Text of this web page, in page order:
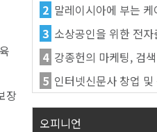
장
2 말레이시아에 부는 케이푸드(K-Food)
3 소상공인을 위한 전자출입명부
4 강종헌의 마케팅, 검색 엔진 최적화(SEO,
5 인터넷신문사 창업
오피니언